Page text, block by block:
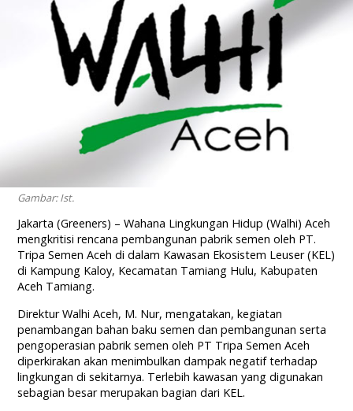
Gambar: Ist.
Jakarta (Greeners) – Wahana Lingkungan Hidup (Walhi) Aceh
mengkritisi rencana pembangunan pabrik semen oleh PT.
Tripa Semen Aceh di dalam Kawasan Ekosistem Leuser (KEL)
di Kampung Kaloy, Kecamatan Tamiang Hulu, Kabupaten
Aceh Tamiang.
Direktur Walhi Aceh, M. Nur, mengatakan, kegiatan
penambangan bahan baku semen dan pembangunan serta
pengoperasian pabrik semen oleh PT Tripa Semen Aceh
diperkirakan akan menimbulkan dampak negatif terhadap
lingkungan di sekitarnya. Terlebih kawasan yang digunakan
sebagian besar merupakan bagian dari KEL.